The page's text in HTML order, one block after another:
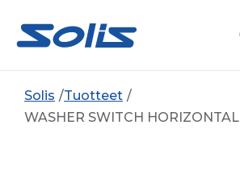
Solis
Tuotteet
WASHER SWITCH HORIZONTAL